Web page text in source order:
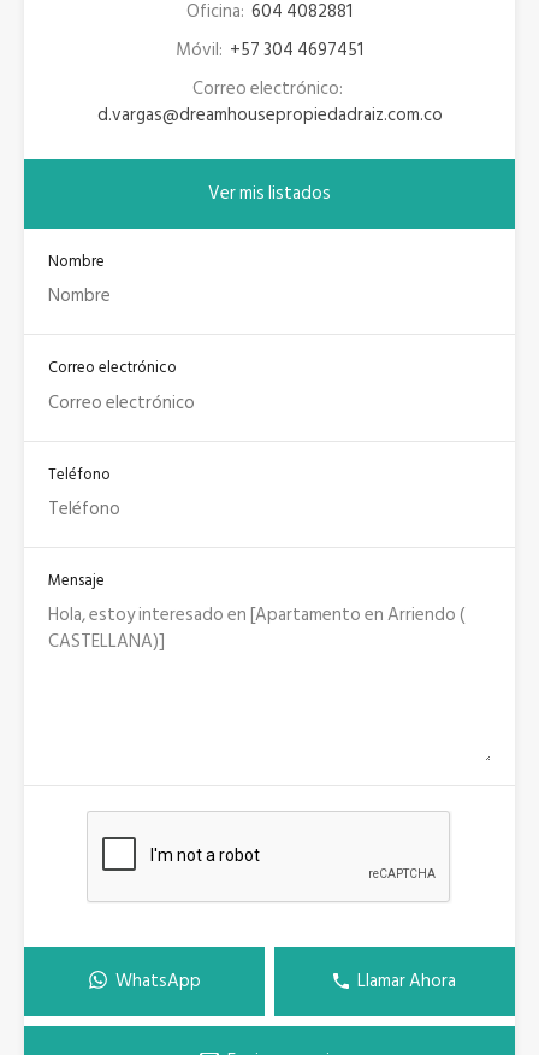
Oficina: 604 4082881
Móvil: +57 304 4697451
Correo electrónico:
d.vargas@dreamhousepropiedadraiz.com.co
Ver mis listados
Nombre
Correo electrónico
Teléfono
Mensaje
WhatsApp Llamar Ahora